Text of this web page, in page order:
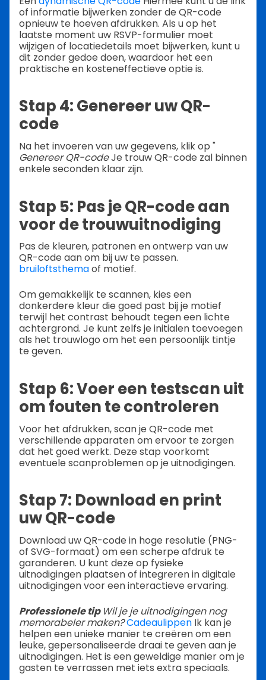
of informatie bijwerken zonder de QR-code
opnieuw te hoeven afdrukken. Als u op het
laatste moment uw RSVP-formulier moet
wijzigen of locatiedetails moet bijwerken, kunt u
dit zonder gedoe doen, waardoor het een
praktische en kosteneffectieve optie is.
Stap 4: Genereer uw QR-
code
Na het invoeren van uw gegevens, klik op "
Genereer QR-codeJe trouw QR-code zal binnen
enkele seconden klaar zijn.
Stap 5: Pas je QR-code aan
voor de trouwuitnodiging
Pas de kleuren, patronen en ontwerp van uw
QR-code aan om bij uw te passen.
bruiloftsthemaof motief.
Om gemakkelijk te scannen, kies een
donkerdere kleur die goed past bij je motief
terwijl het contrast behoudt tegen een lichte
achtergrond. Je kunt zelfs je initialen toevoegen
als het trouwlogo om het een persoonlijk tintje
te geven.
Stap 6: Voer een testscan uit
om fouten te controleren
Voor het afdrukken, scan je QR-code met
verschillende apparaten om ervoor te zorgen
dat het goed werkt. Deze stap voorkomt
eventuele scanproblemen op je uitnodigingen.
Stap 7: Download en print
uw QR-code
Download uw QR-code in hoge resolutie (PNG-
of SVG-formaat) om een scherpe afdruk te
garanderen. U kunt deze op fysieke
uitnodigingen plaatsen of integreren in digitale
uitnodigingen voor een interactieve ervaring.
Professionele tip Wil je je uitnodigingen nog
memorabeler maken?Cadeaulippen Ik kan je
helpen een unieke manier te creëren om een
leuke, gepersonaliseerde draai te geven aan je
uitnodigingen. Het is een geweldige manier om je
gasten te verrassen met iets extra speciaals.